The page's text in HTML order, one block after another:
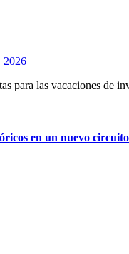
2026
para las vacaciones
en un nuevo